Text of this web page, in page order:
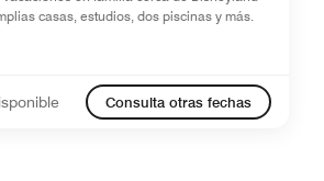
casas, estudios, dos piscinas y más.
Consulta otras fechas